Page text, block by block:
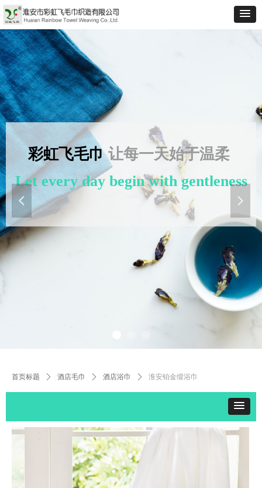
彩虹飞毛巾 让每一天始于温柔
Let every day begin with gentleness
넳 넲
首页标题 ꄲ 酒店毛巾 ꄲ 酒店浴巾 ꄲ 淮安铂金缎浴巾